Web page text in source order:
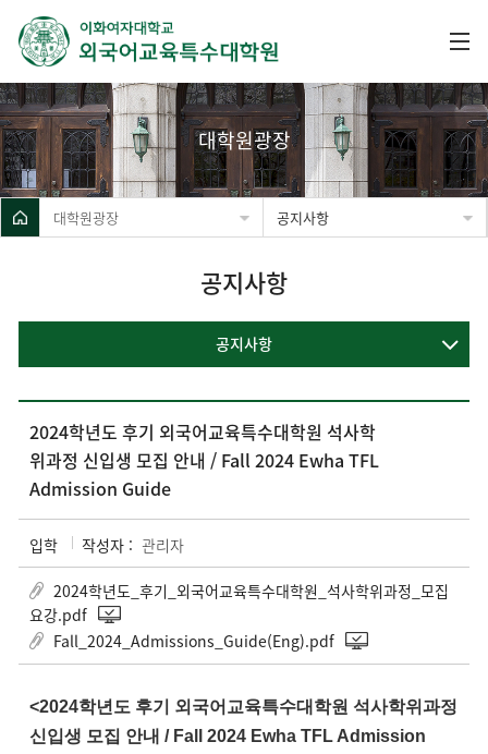
대학원광장
대학원광장 공지사항
공지사항
공지사항
2024학년도 후기 외국어교육특수대학원 석사학
위과정 신입생 모집 안내 / Fall 2024 Ewha TFL
Admission Guide
입학 작성자 : 관리자
2024학년도_후기_외국어교육특수대학원_석사학위과정_모집
요강.pdf
Fall_2024_Admissions_Guide(Eng).pdf
<2024학년도 후기 외국어교육특수대학원 석사학위과정
신입생 모집 안내 /Fall 2024 Ewha TFL Admission